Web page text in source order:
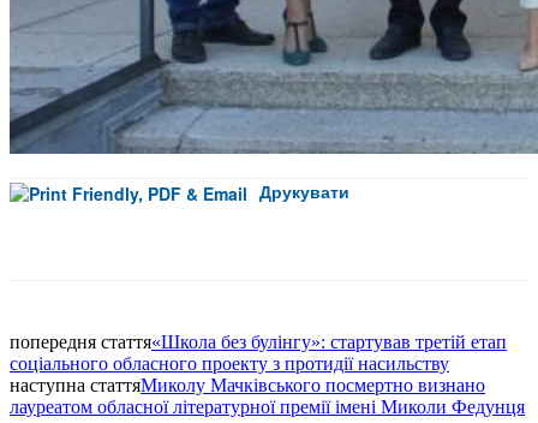
Друкувати
попередня стаття«Школа без булінгу»: стартував третій етап
соціального обласного проекту з протидії насильству
наступна статтяМиколу Мачківського посмертно визнано
лауреатом обласної літературної премії імені Миколи Федунця